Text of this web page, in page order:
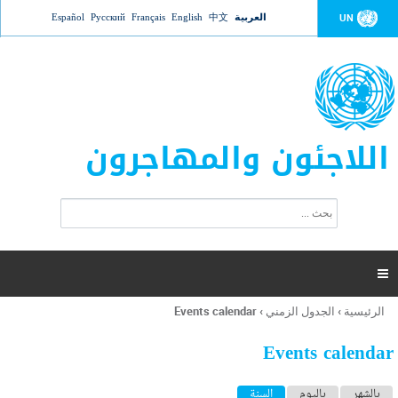
Jump to navigation UN العربية 中文
English
Français
Русский
Español
اللاجئون والمهاجرون
ت
ر
ل
ح
ب

أنت
هنا
الرئيسية › الجدول الزمني ›
Events calendar
Events calendar